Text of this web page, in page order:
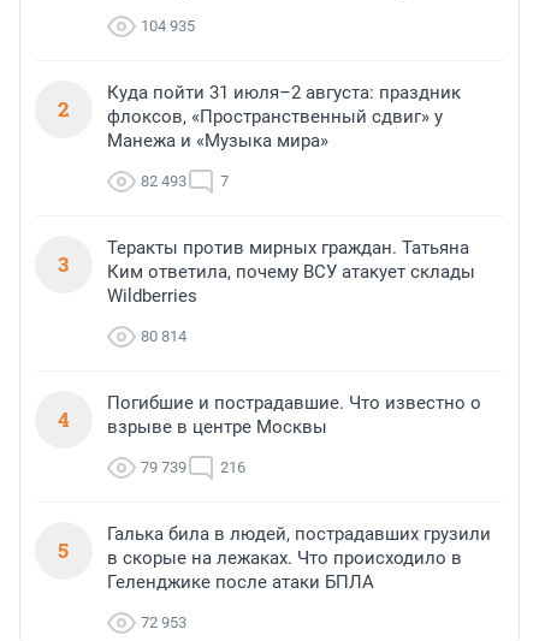
104 935
2
Куда пойти 31 июля–2 августа: праздник
флоксов, «Пространственный сдвиг» у
Манежа и «Музыка мира»
82 493 7
3
Теракты против мирных граждан. Татьяна
Ким ответила, почему ВСУ атакует склады
Wildberries
80 814
4
Погибшие и пострадавшие. Что известно о
взрыве в центре Москвы
79 739 216
5
Галька била в людей, пострадавших грузили
в скорые на лежаках. Что происходило в
Геленджике после атаки БПЛА
72 953